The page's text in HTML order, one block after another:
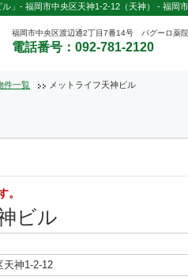
」- 福岡市中央区天神1-2-12（天神） - 福岡
福岡市中央区渡辺通2丁目7番14号 パグーロ薬
電話番号：092-781-2120
件一覧 メットライフ天神ビル
。
ビル
天神1-2-12